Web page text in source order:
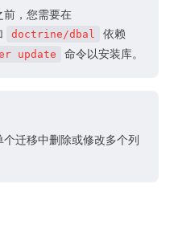
，您需要在
doctrine/dbal
依赖
update 命令以安装库。
迁移中删除或修改多个列